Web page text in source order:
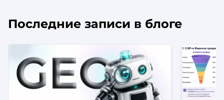
Последние записи в блоге